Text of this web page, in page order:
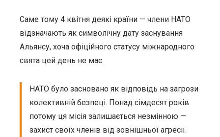
Саме тому 4 квітня деякі країни — члени НАТО
відзначають як символічну дату заснування
Альянсу, хоча офіційного статусу міжнародного
свята цей день не має.
НАТО було засновано як відповідь на загрози
колективній безпеці. Понад сімдесят років
потому ця місія залишається незмінною —
захист своїх членів від зовнішньої агресії.